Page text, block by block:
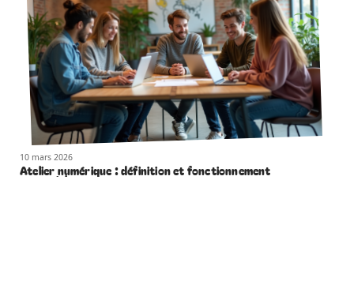
10 mars 2026
Atelier numérique : définition et fonctionnement
essentiels